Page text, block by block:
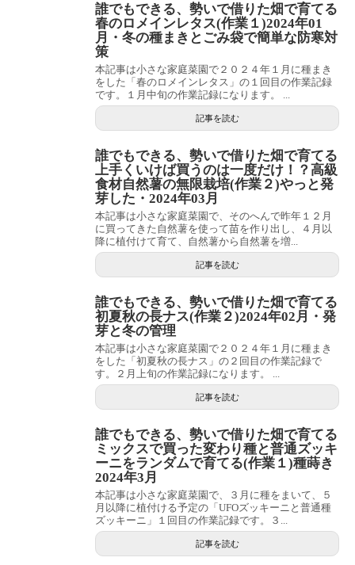
誰でもできる、勢いで借りた畑で育てる
春のロメインレタス(作業１)2024年01
月・冬の種まきとごみ袋で簡単な防寒対
策
本記事は小さな家庭菜園で２０２４年１月に種まき
をした「春のロメインレタス」の１回目の作業記録
です。１月中旬の作業記録になります。 ...
記事を読む
誰でもできる、勢いで借りた畑で育てる
上手くいけば買うのは一度だけ！？高級
食材自然薯の無限栽培(作業２)やっと発
芽した・2024年03月
本記事は小さな家庭菜園で、そのへんで昨年１２月
に買ってきた自然薯を使って苗を作り出し、４月以
降に植付けて育て、自然薯から自然薯を増...
記事を読む
誰でもできる、勢いで借りた畑で育てる
初夏秋の長ナス(作業２)2024年02月・発
芽と冬の管理
本記事は小さな家庭菜園で２０２４年１月に種まき
をした「初夏秋の長ナス」の２回目の作業記録で
す。２月上旬の作業記録になります。 ...
記事を読む
誰でもできる、勢いで借りた畑で育てる
ミックスで買った変わり種と普通ズッキ
ーニをランダムで育てる(作業１)種蒔き
2024年3月
本記事は小さな家庭菜園で、３月に種をまいて、５
月以降に植付ける予定の「UFOズッキーニと普通種
ズッキーニ」１回目の作業記録です。３...
記事を読む